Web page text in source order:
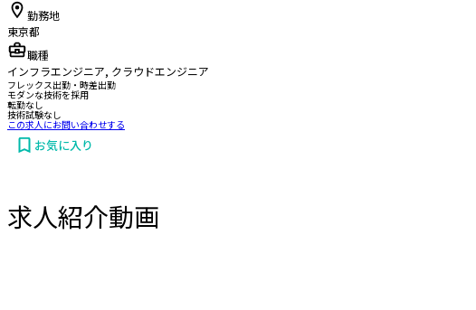
勤務地
東京都
職種
インフラエンジニア, クラウドエンジニア
フレックス出勤・時差出勤
モダンな技術を採用
転勤なし
技術試験なし
この求人にお問い合わせする
お気に入り
お問い合わせする
求人紹介動画